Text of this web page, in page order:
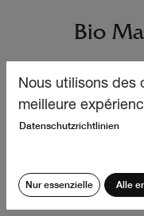
Bio
Ein Festival an
Wir sind
mit einem Stand
Nous utilisons des
meilleure
Datenschutzrichtlinien
Nur essenzielle Alle